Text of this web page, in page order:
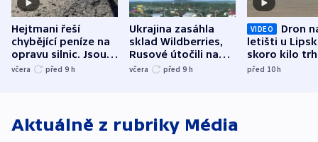
Hejtmani řeší
chybějící peníze na
opravu silnic. Jsou
nenárokové, namítá
včera před 9 h
Ukrajina zasáhla
sklad Wildberries,
Rusové útočili na
trh, hasiče či
včera před 9 h
VIDEO
Dron
letišti u
skoro kilo
indicie
před 10h
Aktuálně z rubriky Média